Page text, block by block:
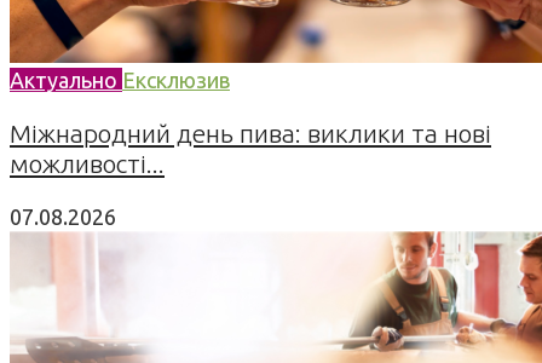
Актуально Ексклюзив
Міжнародний день пива: виклики та нові
можливості...
07.08.2026